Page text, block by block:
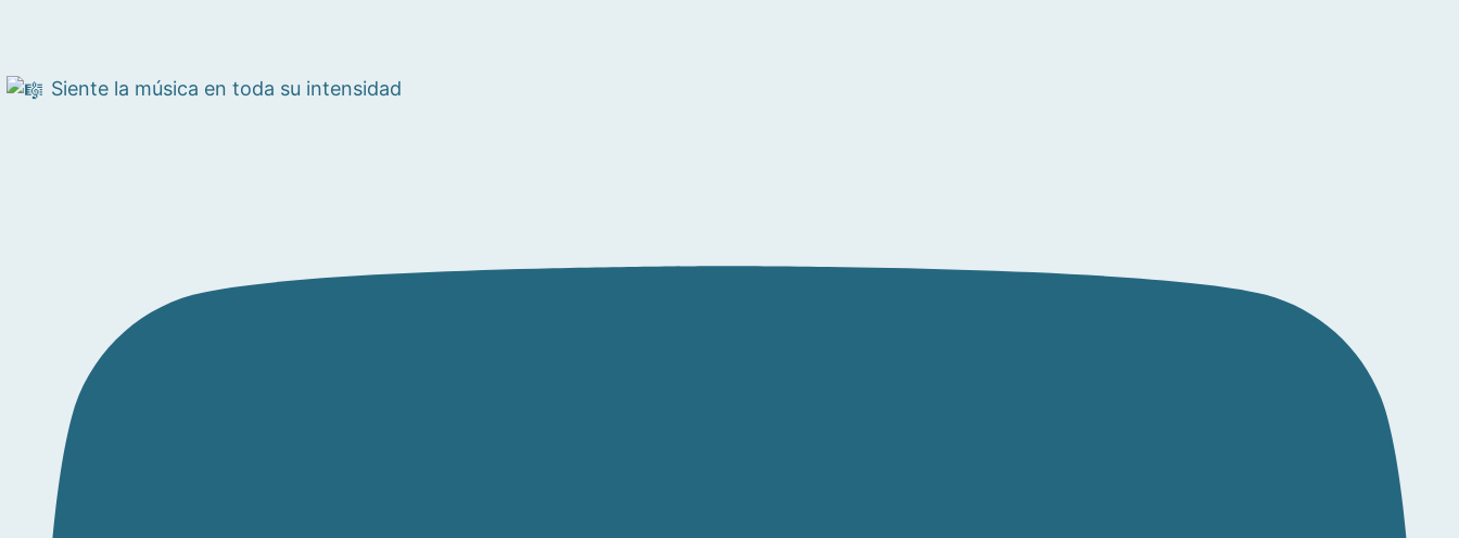
Siente la música en toda su intensidad